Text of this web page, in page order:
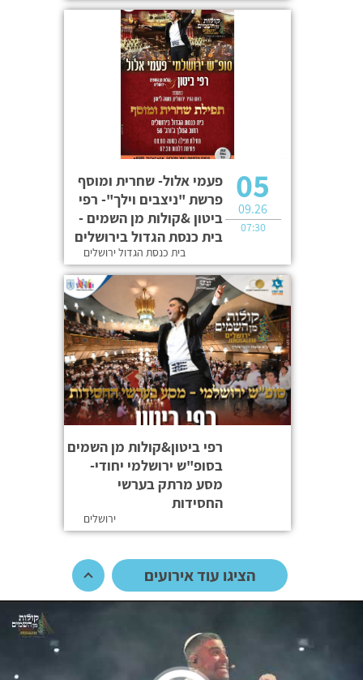
פעמי אלול- שחרית ומוסף
פרשת "ניצבים וילך"- רפי
ביטון &קולות מן השמים -
בית כנסת הגדול בירושלים
בית כנסת הגדול ירושלים
05
09.26
07:30
רפי ביטון&קולות מן השמים
בסופ"ש ירושלמי יחודי-
מסע מרתק בערשי
החסידות
ירושלים
הציגו עוד אירועים